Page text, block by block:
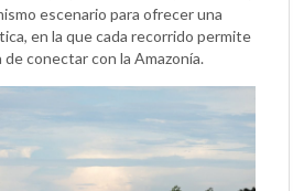
escenario para ofrecer una
en la que cada recorrido permite
conectar con la Amazonía.